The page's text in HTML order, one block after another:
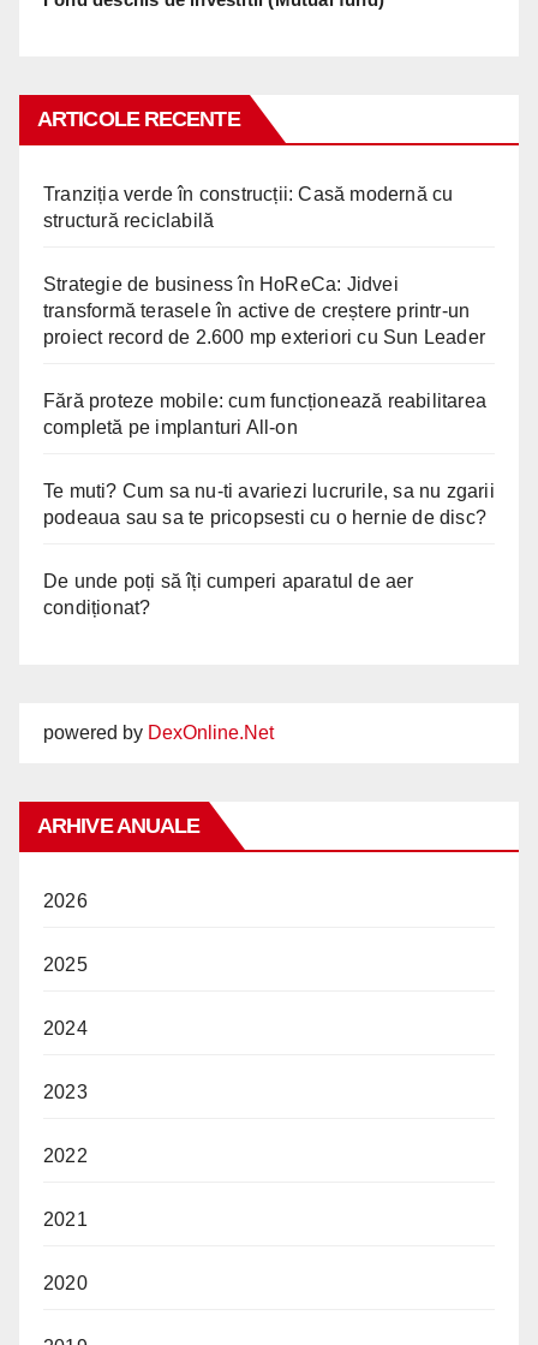
ARTICOLE RECENTE
Tranziția verde în construcții: Casă modernă cu
structură reciclabilă
Strategie de business în HoReCa: Jidvei
transformă terasele în active de creștere printr-un
proiect record de 2.600 mp exteriori cu Sun Leader
Fără proteze mobile: cum funcționează reabilitarea
completă pe implanturi All-on
Te muti? Cum sa nu-ti avariezi lucrurile, sa nu zgarii
podeaua sau sa te pricopsesti cu o hernie de disc?
De unde poți să îți cumperi aparatul de aer
condiționat?
powered by DexOnline.Net
ARHIVE ANUALE
2026
2025
2024
2023
2022
2021
2020